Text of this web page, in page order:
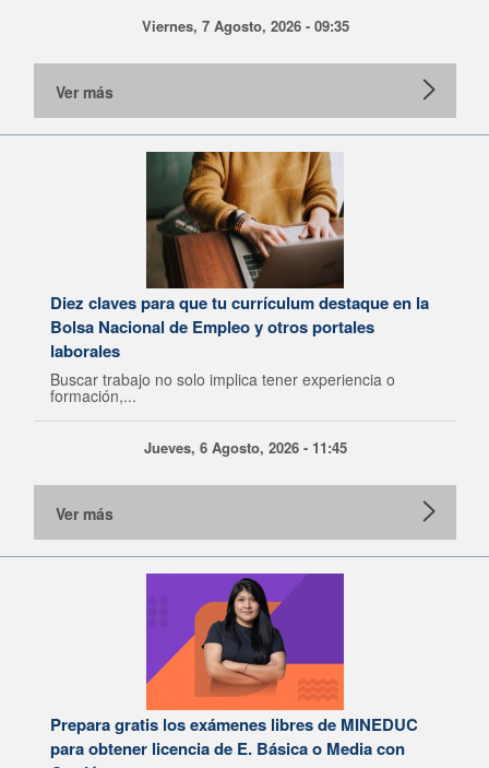
Viernes, 7 Agosto, 2026 - 09:35
Ver más
Diez claves para que tu currículum destaque en la
Bolsa Nacional de Empleo y otros portales
laborales
Buscar trabajo no solo implica tener experiencia o
formación,...
Jueves, 6 Agosto, 2026 - 11:45
Ver más
Prepara gratis los exámenes libres de MINEDUC
para obtener licencia de E. Básica o Media con